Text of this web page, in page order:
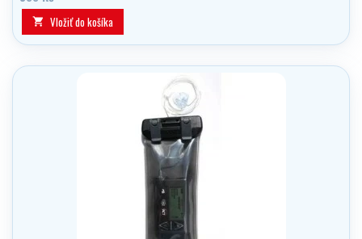
outdoorových nadšencov.
 Vložiť do košíka